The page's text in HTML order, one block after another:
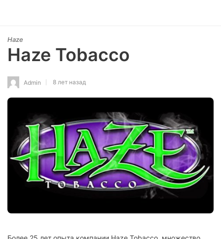
Haze
Haze Tobacco
Admin 8 лет назад